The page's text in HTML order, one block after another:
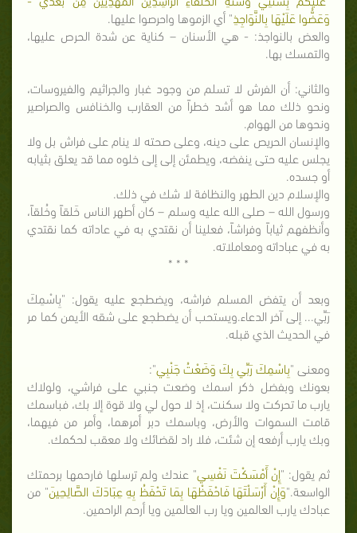
وَعَضُّوا عَلَيْهَا بِالنَّوَاجِذِ" أي الزموها واحرصوا عليها.
والعض بالنواجذ: - هي الأسنان – كناية عن شدة الحرص عليها،
والتمسك بها.
والثاني: أن الفرش لا تسلم من وجود غبار والجراثيم والفيروسات،
ونحو ذلك مما هو أشد خطراً من العقارب والخنافس والصراصير
ونحوها من الهوام.
والإنسان الحريص على دينه، وعلى صحته لا ينام على فراش بل ولا
يجلس عليه حتى ينفضه، ويطمئن إلى إلى خلوه مما قد يعلق بثيابه
أو جسده.
والإسلام دين الطهر والنظافة لا شك في ذلك.
ورسول الله – صلى الله عليه وسلم – كان أطهر الناس خَلقاً وخُلقاً،
وأنظفهم ثياباً وفراشاً، فعلينا أن نقتدي به في عاداته كما نقتدي
به في عباداته ومعاملاته.
* * *
وبعد أن يتفض المسلم فراشه، ويضطجع عليه يقول: "بِاسْمِكَ
رَبِّي... إلى آخر الدعاء.ويستحب أن يضطجع على شقه الأيمن كما مر
في الحديث الذي قبله.
ومعنى "بِاسْمِكَ رَبِّي بِكَ وَضَعْتُ جَنْبِي":
بعونك وبفضل ذكر اسمك وضعت جنبي على فراشي، ولولاك
يارب ما تحركت ولا سكنت، إذ لا حول لي ولا قوة إلا بك، فباسمك
قامت السموات والأرض، وباسمك دبر أمرهما، وأمر من فيهما،
وبك يارب أرفعه إن شئت، فلا راد لقضائك ولا معقب لحكمك.
ثم يقول: "إِنْ أَمْسَكْتَ نَفْسِي" عندك ولم ترسلها فارحمها برحمتك
الواسعة."وَإِنْ أَرْسَلْتَهَا فَاحْفَظْهَا بِمَا تَحْفَظُ بِهِ عِبَادَكَ الصَّالِحِينَ" من
عبادك يارب العالمين ويا رب العالمين ويا أرحم الراحمين.